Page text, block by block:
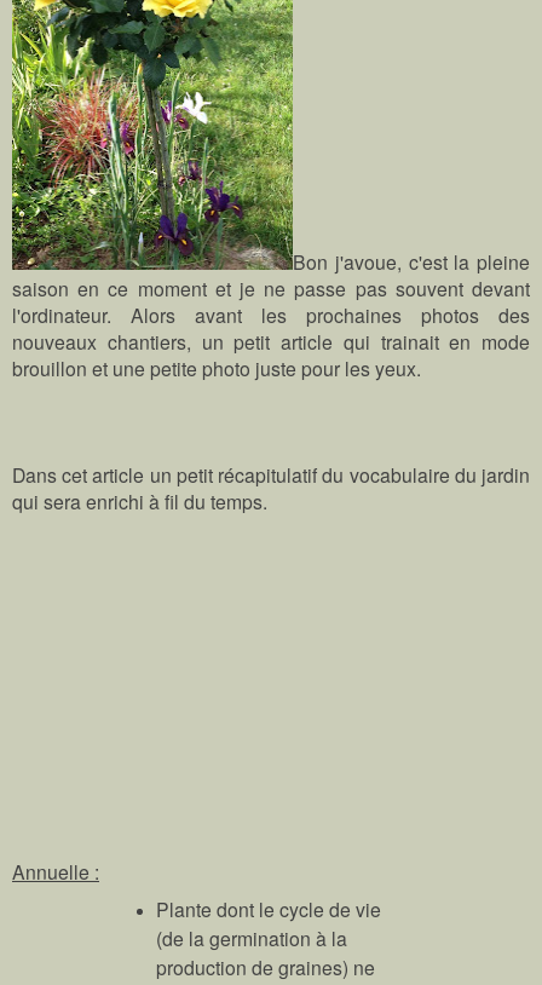
Bon j'avoue, c'est la pleine
saison en ce moment et je ne passe pas souvent devant
l'ordinateur. Alors avant les prochaines photos des
nouveaux chantiers, un petit article qui trainait en mode
brouillon et une petite photo juste pour les yeux.
Dans cet article un petit récapitulatif du vocabulaire du jardin
qui sera enrichi à fil du temps.
Annuelle :
Plante dont le cycle de vie
(de la germination à la
production de graines) ne